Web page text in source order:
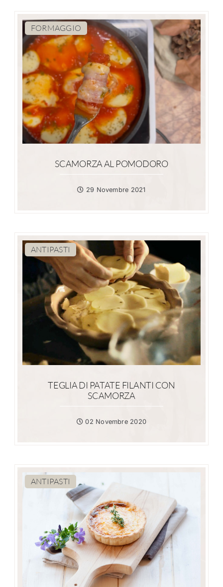
FORMAGGIO
SCAMORZA AL POMODORO
29 Novembre 2021
ANTIPASTI
TEGLIA DI PATATE FILANTI CON
SCAMORZA
02 Novembre 2020
ANTIPASTI